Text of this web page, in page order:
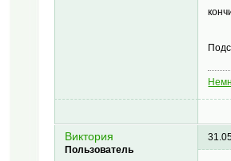
Виктория
Пользователь